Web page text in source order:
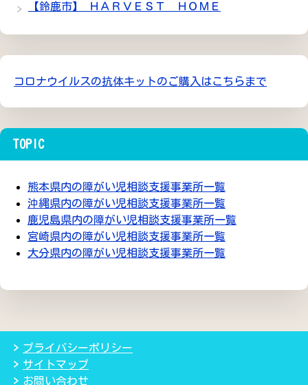
【鈴鹿市】 ＨＡＲＶＥＳＴ ＨＯＭＥ
コロナウイルスの抗体キットのご購入はこちらまで
TOPIC
熊本県内の障がい児相談支援事業所一覧
沖縄県内の障がい児相談支援事業所一覧
鹿児島県内の障がい児相談支援事業所一覧
宮崎県内の障がい児相談支援事業所一覧
大分県内の障がい児相談支援事業所一覧
プライバシーポリシー
サイトマップ
お問い合わせ